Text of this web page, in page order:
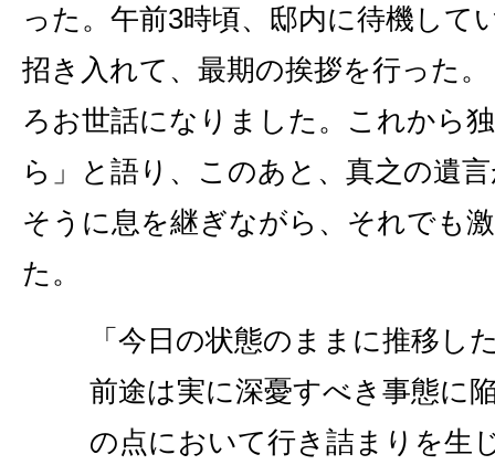
った。午前3時頃、邸内に待機して
招き入れて、最期の挨拶を行った
ろお世話になりました。これから
ら」と語り、このあと、真之の遺
そうに息を継ぎながら、それでも
た。
「今日の状態のままに推移し
前途は実に深憂すべき事態に
の点において行き詰まりを生